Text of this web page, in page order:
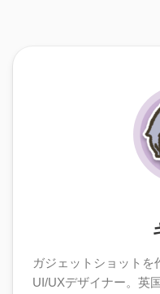
ガジェットショットを
UI/UXデザイナー。英